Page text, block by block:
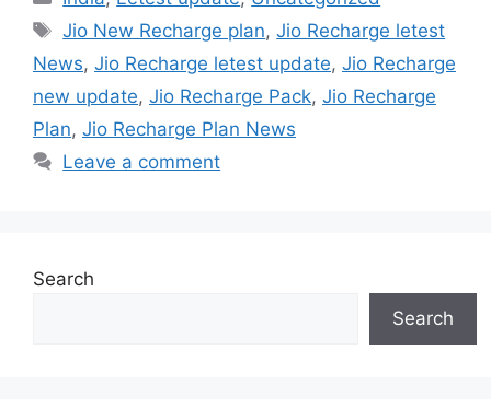
Tags
Jio New Recharge plan,Jio Recharge letest
News, Jio Recharge letest update, Jio Recharge
new update, Jio Recharge Pack, Jio Recharge
Plan, Jio Recharge Plan News
Leave a comment
Search
Search